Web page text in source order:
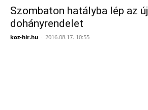
Szombaton hatályba lép az új
dohányrendelet
koz-hir.hu - 2016.08.17. 10:55